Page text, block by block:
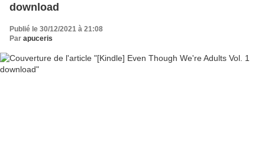
download
Publié le 30/12/2021 à 21:08
Par apuceris